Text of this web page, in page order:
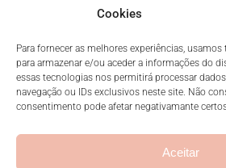
Cookies
Para fornecer as melhores experiências,
para armazenar e/ou aceder a informações do
essas tecnologias nos permitirá processar
navegação ou IDs exclusivos neste site. Não
consentimento pode afetar negativamante
Aceitar
Livro de reclamações